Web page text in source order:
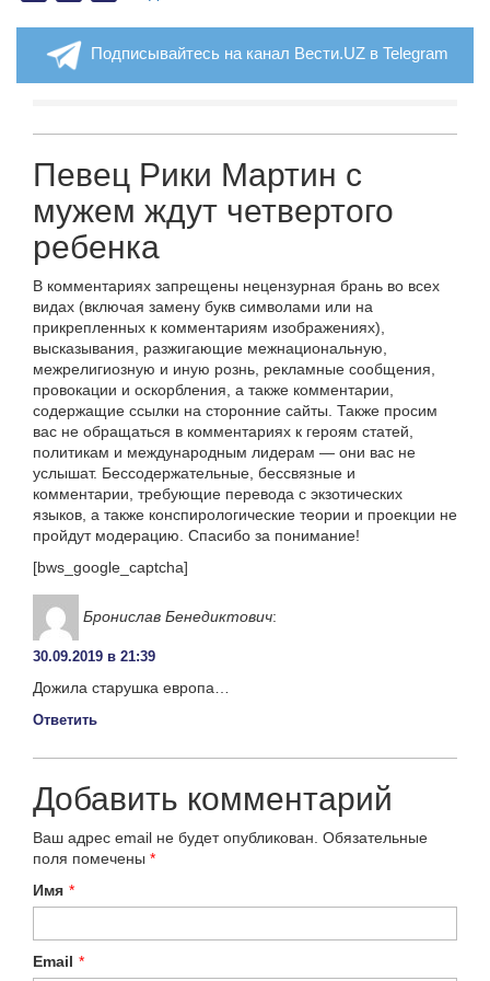
Подписывайтесь на канал Вести.UZ в Telegram
Певец Рики Мартин с
мужем ждут четвертого
ребенка
В комментариях запрещены нецензурная брань во всех
видах (включая замену букв символами или на
прикрепленных к комментариям изображениях),
высказывания, разжигающие межнациональную,
межрелигиозную и иную рознь, рекламные сообщения,
провокации и оскорбления, а также комментарии,
содержащие ссылки на сторонние сайты. Также просим
вас не обращаться в комментариях к героям статей,
политикам и международным лидерам — они вас не
услышат. Бессодержательные, бессвязные и
комментарии, требующие перевода с экзотических
языков, а также конспирологические теории и проекции не
пройдут модерацию. Спасибо за понимание!
[bws_google_captcha]
Бронислав Бенедиктович:
30.09.2019 в 21:39
Дожила старушка европа…
Ответить
Добавить комментарий
Ваш адрес email не будет опубликован. Обязательные
поля помечены *
Имя *
Email *